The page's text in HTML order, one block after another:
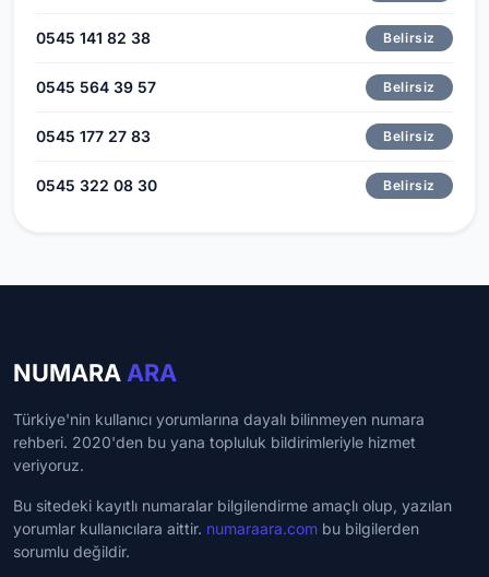
0545 141 82 38 Belirsiz
0545 564 39 57 Belirsiz
0545 177 27 83 Belirsiz
0545 322 08 30 Belirsiz
NUMARA ARA
Türkiye'nin kullanıcı yorumlarına dayalı bilinmeyen numara
rehberi. 2020'den bu yana topluluk bildirimleriyle hizmet
veriyoruz.
Bu sitedeki kayıtlı numaralar bilgilendirme amaçlı olup, yazılan
yorumlar kullanıcılara aittir. numaraara.com bu bilgilerden
sorumlu değildir.